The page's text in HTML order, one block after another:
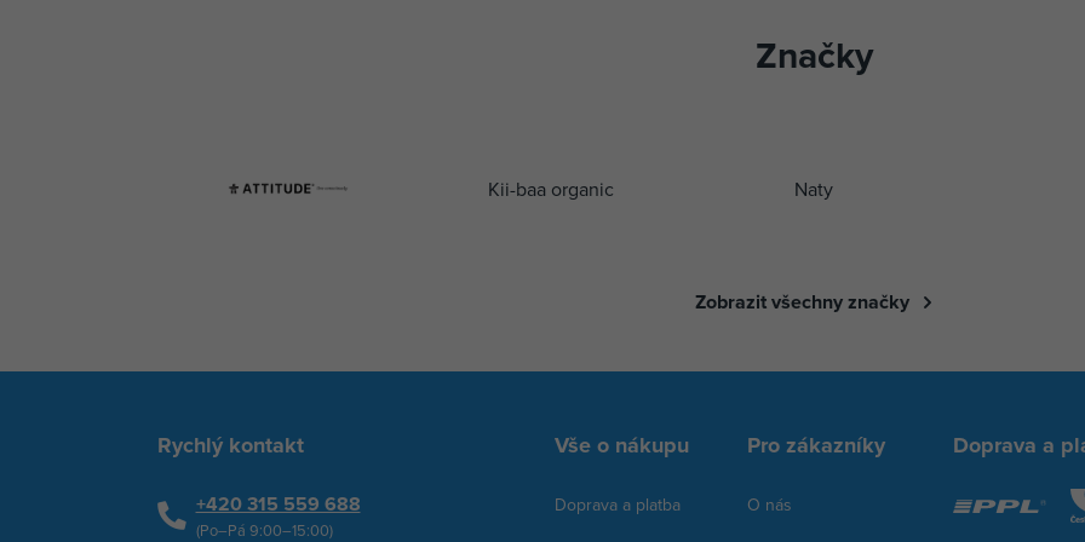
Značky
Kii-baa organic Naty
Zobrazit všechny značky
Rychlý kontakt
+420 315 559 688
(Po–Pá 9:00–15:00)
Vše o nákupu
Doprava a platba
Pro zákazníky
O nás
Doprava a